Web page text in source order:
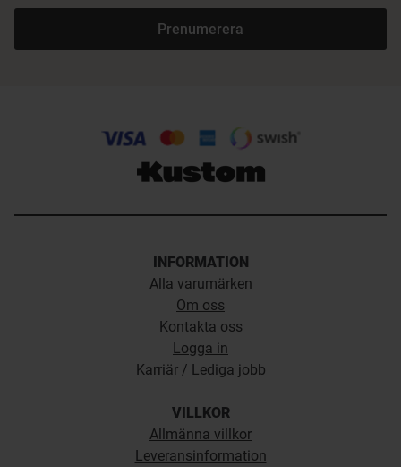
Prenumerera
INFORMATION
Alla varumärken
Om oss
Kontakta oss
Logga in
Karriär / Lediga jobb
VILLKOR
Allmänna villkor
Leveransinformation